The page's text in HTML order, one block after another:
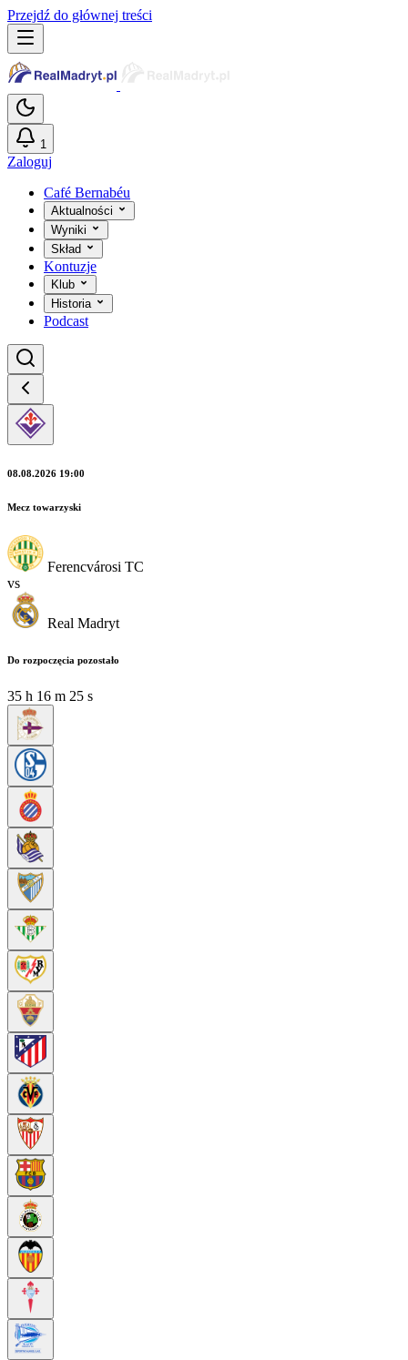
Przejdź do głównej treści
1
Zaloguj
Café Bernabéu
Aktualności
Wyniki
Skład
Kontuzje
Klub
Historia
Podcast
08.08.2026 19:00
Mecz towarzyski
Ferencvárosi TC
vs
Real Madryt
Do rozpoczęcia pozostało
35 h 16 m 23 s